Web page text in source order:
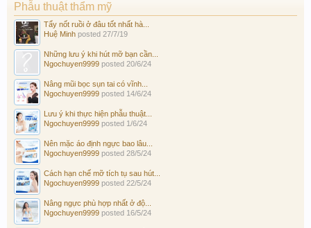
Phẫu thuật thẩm mỹ
Tẩy nốt ruồi ở đâu tốt nhất hà...
Huệ Minh posted 27/7/19
Những lưu ý khi hút mỡ bạn cần...
Ngochuyen9999 posted 20/6/24
Nâng mũi bọc sụn tai có vĩnh...
Ngochuyen9999 posted 14/6/24
Lưu ý khi thực hiện phẫu thuật...
Ngochuyen9999 posted 1/6/24
Nên mặc áo định ngực bao lâu...
Ngochuyen9999 posted 28/5/24
Cách hạn chế mỡ tích tụ sau hút...
Ngochuyen9999 posted 22/5/24
Nâng ngực phù hợp nhất ở độ...
Ngochuyen9999 posted 16/5/24